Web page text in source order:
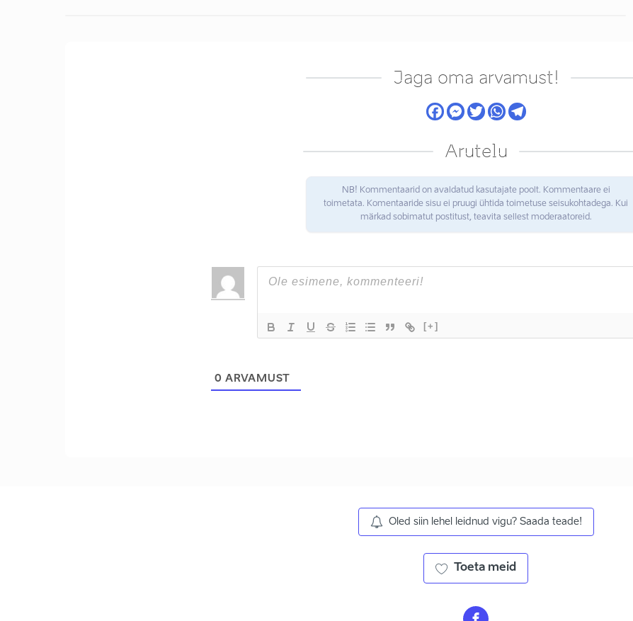
Jaga oma arvamust!
Arutelu
NB! Kommentaarid on avaldatud kasutajate poolt. Kommentaare ei
toimetata. Komentaaride sisu ei pruugi ühtida toimetuse seisukohtadega. Kui
märkad sobimatut postitust, teavita sellest moderaatoreid.
[+]
0 ARVAMUST
Oled siin lehel leidnud vigu? Saada teade!
Toeta meid